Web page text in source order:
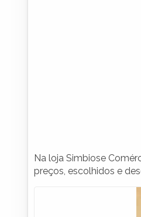
Na loja Simbiose
preços, escolhidos e